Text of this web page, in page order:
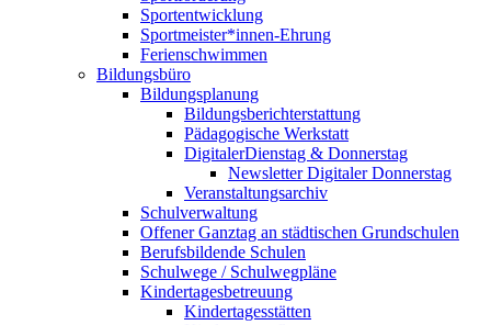
Sportentwicklung
Sportmeister*innen-Ehrung
Ferienschwimmen
Bildungsbüro
Bildungsplanung
Bildungsberichterstattung
Pädagogische Werkstatt
DigitalerDienstag & Donnerstag
Newsletter Digitaler Donnerstag
Veranstaltungsarchiv
Schulverwaltung
Offener Ganztag an städtischen Grundschulen
Berufsbildende Schulen
Schulwege / Schulwegpläne
Kindertagesbetreuung
Kindertagesstätten